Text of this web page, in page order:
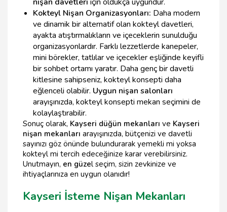
Kokteyl Nişan Organizasyonları: Daha modern
ve dinamik bir alternatif olan kokteyl davetleri,
ayakta atıştırmalıkların ve içeceklerin sunulduğu
organizasyonlardır. Farklı lezzetlerde kanepeler,
mini börekler, tatlılar ve içecekler eşliğinde keyifli
bir sohbet ortamı yaratır. Daha genç bir davetli
kitlesine sahipseniz, kokteyl konsepti daha
eğlenceli olabilir. Uygun nişan salonları
arayışınızda, kokteyl konsepti mekan seçimini de
kolaylaştırabilir.
Sonuç olarak, Kayseri düğün mekanları ve Kayseri
nişan mekanları arayışınızda, bütçenizi ve davetli
sayınızı göz önünde bulundurarak yemekli mi yoksa
kokteyl mi tercih edeceğinize karar verebilirsiniz.
Unutmayın, en güzel seçim, sizin zevkinize ve
ihtiyaçlarınıza en uygun olanıdır!
Kayseri İsteme Nişan Mekanları